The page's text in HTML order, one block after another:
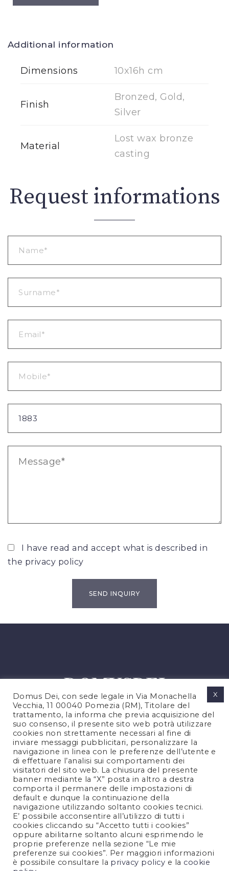
Additional information
Dimensions 10x16h cm
Finish
Bronzed, Gold,
Silver
Material
Lost wax bronze
casting
Request informations
I have read and accept what is described in
the privacy policy
PRIVACY POLICY
COOKIES POLICY
LEGAL NOTES
CONTACTS
FOLLOW US
Domus Dei, con sede legale in Via Monachella
Vecchia, 11 00040 Pomezia (RM), Titolare del
trattamento, la informa che previa acquisizione del
suo consenso, il presente sito web potrà utilizzare
cookies non strettamente necessari al fine di
inviare messaggi pubblicitari, personalizzare la
navigazione in linea con le preferenze dell’utente e
di effettuare l’analisi sui comportamenti dei
visitatori del sito web. La chiusura del presente
banner mediante la “X” posta in altro a destra
comporta il permanere delle impostazioni di
default e dunque la continuazione della
navigazione utilizzando soltanto cookies tecnici.
E’ possibile acconsentire all’utilizzo di tutti i
cookies cliccando su “Accetto tutti i cookies”
oppure abilitarne soltanto alcuni esprimendo le
proprie preferenze nella sezione “Le mie
preferenze sui cookies”. Per maggiori informazioni
è possibile consultare la privacy policy e la cookie
X